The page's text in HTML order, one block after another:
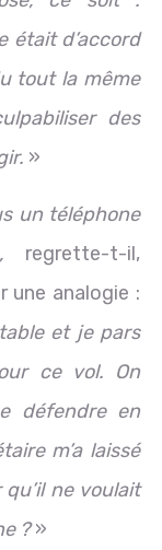
était d’accord
tout la même
des
»
un téléphone
regrette-t-il,
une analogie :
et je pars
ce vol. On
défendre en
m’a laissé
ne voulait
?»